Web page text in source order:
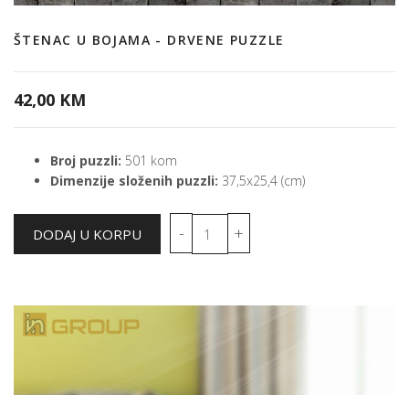
ŠTENAC U BOJAMA - DRVENE PUZZLE
42,00 KM
Broj puzzli: 501 kom
Dimenzije složenih puzzli: 37,5x25,4 (cm)